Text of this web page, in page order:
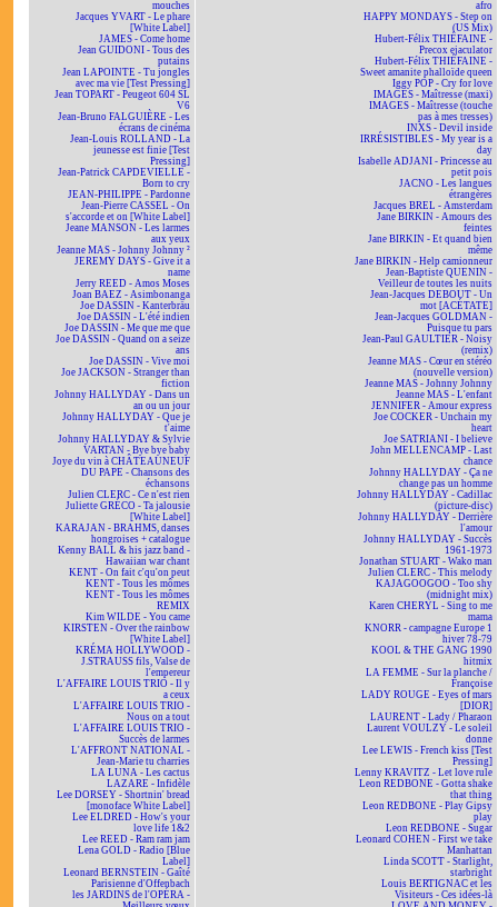
mouches
Jacques YVART - Le phare
[White Label]
JAMES - Come home
Jean GUIDONI - Tous des
putains
Jean LAPOINTE - Tu jongles
avec ma vie [Test Pressing]
Jean TOPART - Peugeot 604 SL
V6
Jean-Bruno FALGUIÈRE - Les
écrans de cinéma
Jean-Louis ROLLAND - La
jeunesse est finie [Test
Pressing]
Jean-Patrick CAPDEVIELLE -
Born to cry
JEAN-PHILIPPE - Pardonne
Jean-Pierre CASSEL - On
s'accorde et on [White Label]
Jeane MANSON - Les larmes
aux yeux
Jeanne MAS - Johnny Johnny ²
JEREMY DAYS - Give it a
name
Jerry REED - Amos Moses
Joan BAEZ - Asimbonanga
Joe DASSIN - Kanterbräu
Joe DASSIN - L'été indien
Joe DASSIN - Me que me que
Joe DASSIN - Quand on a seize
ans
Joe DASSIN - Vive moi
Joe JACKSON - Stranger than
fiction
Johnny HALLYDAY - Dans un
an ou un jour
Johnny HALLYDAY - Que je
t'aime
Johnny HALLYDAY & Sylvie
VARTAN - Bye bye baby
Joye du vin à CHÂTEAUNEUF
DU PAPE - Chansons des
échansons
Julien CLERC - Ce n'est rien
Juliette GRÉCO - Ta jalousie
[White Label]
KARAJAN - BRAHMS, danses
hongroises + catalogue
Kenny BALL & his jazz band -
Hawaiian war chant
KENT - On fait c'qu'on peut
KENT - Tous les mômes
KENT - Tous les mômes
REMIX
Kim WILDE - You came
KIRSTEN - Over the rainbow
[White Label]
KRÉMA HOLLYWOOD -
J.STRAUSS fils, Valse de
l'empereur
L'AFFAIRE LOUIS TRIO - Il y
a ceux
L'AFFAIRE LOUIS TRIO -
Nous on a tout
L'AFFAIRE LOUIS TRIO -
Succès de larmes
L'AFFRONT NATIONAL -
Jean-Marie tu charries
LA LUNA - Les cactus
LAZARE - Infidèle
Lee DORSEY - Shortnin' bread
[monoface White Label]
Lee ELDRED - How's your
love life 1&2
Lee REED - Ram ram jam
Lena GOLD - Radio [Blue
Label]
Leonard BERNSTEIN - Gaîté
Parisienne d'Offenbach
les JARDINS de l'OPÉRA -
afro
HAPPY MONDAYS - Step on
(US Mix)
Hubert-Félix THIÉFAINE -
Precox ejaculator
Hubert-Félix THIÉFAINE -
Sweet amanite phalloïde queen
Iggy POP - Cry for love
IMAGES - Maîtresse (maxi)
IMAGES - Maîtresse (touche
pas à mes tresses)
INXS - Devil inside
IRRÉSISTIBLES - My year is a
day
Isabelle ADJANI - Princesse au
petit pois
JACNO - Les langues
étrangères
Jacques BREL - Amsterdam
Jane BIRKIN - Amours des
feintes
Jane BIRKIN - Et quand bien
même
Jane BIRKIN - Help camionneur
Jean-Baptiste QUENIN -
Veilleur de toutes les nuits
Jean-Jacques DEBOUT - Un
mot [ACÉTATE]
Jean-Jacques GOLDMAN -
Puisque tu pars
Jean-Paul GAULTIER - Noisy
(remix)
Jeanne MAS - Cœur en stéréo
(nouvelle version)
Jeanne MAS - Johnny Johnny
Jeanne MAS - L'enfant
JENNIFER - Amour express
Joe COCKER - Unchain my
heart
Joe SATRIANI - I believe
John MELLENCAMP - Last
chance
Johnny HALLYDAY - Ça ne
change pas un homme
Johnny HALLYDAY - Cadillac
(picture-disc)
Johnny HALLYDAY - Derrière
l'amour
Johnny HALLYDAY - Succès
1961-1973
Jonathan STUART - Wako man
Julien CLERC - This melody
KAJAGOOGOO - Too shy
(midnight mix)
Karen CHERYL - Sing to me
mama
KNORR - campagne Europe 1
hiver 78-79
KOOL & THE GANG 1990
hitmix
LA FEMME - Sur la planche /
Françoise
LADY ROUGE - Eyes of mars
[DIOR]
LAURENT - Lady / Pharaon
Laurent VOULZY - Le soleil
donne
Lee LEWIS - French kiss [Test
Pressing]
Lenny KRAVITZ - Let love rule
Leon REDBONE - Gotta shake
that thing
Leon REDBONE - Play Gipsy
play
Leon REDBONE - Sugar
Leonard COHEN - First we take
Manhattan
Linda SCOTT - Starlight,
starbright
Louis BERTIGNAC et les
Visiteurs - Ces idées-là